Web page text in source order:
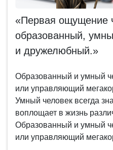
«Первая ощущение
образованный,
и дружелюбный.»
Образованный и умный
или управляющий
Умный человек всегда
воплощает в жизнь
Образованный и умный
или управляющий